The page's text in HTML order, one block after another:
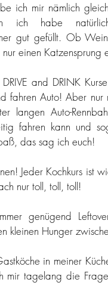
ich mir nämlich
ich habe
gut gefüllt. Ob
einen Katzensprung
and DRINK
fahren Auto! Aber nur
langen Auto-
fahren kann und
das sag ich euch!
Jeder Kochkurs ist
nur toll, toll, toll!
genügend
kleinen Hunger
in meiner
mir tagelang die